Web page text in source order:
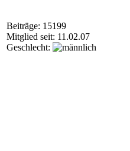
Beiträge: 15199
Mitglied seit: 11.02.07
Geschlecht: